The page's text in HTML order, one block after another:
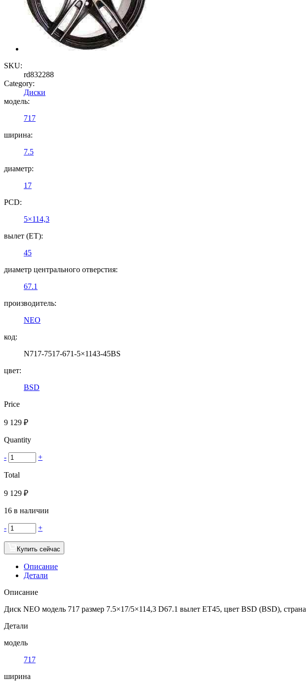
SKU:
rd832288
Category:
Диски
модель:
717
ширина:
7.5
диаметр:
17
PCD:
5×114,3
вылет (ET):
45
диаметр центрального отверстия:
67.1
производитель:
NEO
код:
N717-7517-671-5×1143-45BS
цвет:
BSD
Price
9 129 ₽
Quantity
- +
Total
9 129 ₽
16 в наличии
- +
Купить сейчас
Описание
Детали
Описание
Диск NEO модель 717 размер 7.5×17/5×114,3 D67.1 вылет ET45, цвет BSD (BSD), страна
Детали
модель
717
ширина